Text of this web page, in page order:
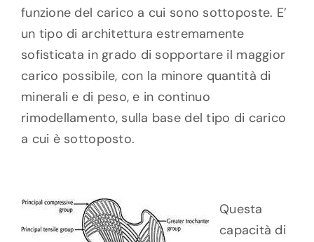
funzione del carico a cui sono sottoposte. E’
un tipo di architettura estremamente
sofisticata in grado di sopportare il maggior
carico possibile, con la minore quantità di
minerali e di peso, e in continuo
rimodellamento, sulla base del tipo di carico
a cui è sottoposto.
Questa
capacità di